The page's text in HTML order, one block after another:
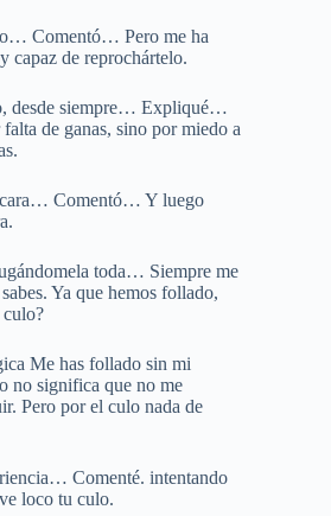
Comentó… Pero me ha
capaz de reprochártelo.
desde siempre… Expliqué…
de ganas, sino por miedo a
cara… Comentó… Y luego
toda… Siempre me
Ya que hemos follado,
culo?
Me has follado sin mi
no significa que no me
Pero por el culo nada de
Comenté. intentando
loco tu culo.